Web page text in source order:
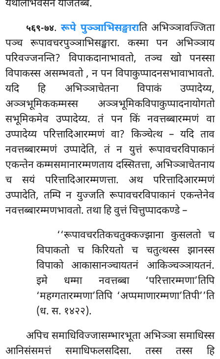
यथालाभवसेन योजेतब्बं.
५६९-७४.रूपे पुञ्ञाभिसङ्खाराति अभिञ्ञावज्जिता
पञ्च रूपावचरपुञ्ञाभिसङ्खारा. कस्मा पन अभिञ्ञाय
परिवज्जनन्ति? विपाकदानाभावतो, तञ्च खो पनस्सा
विपाकस्स असम्भवतो , न पन विपाकुप्पादनसभावाभावतो.
यदि हि अभिञ्ञाचेतना विपाकं उप्पादेय्य,
अञ्ञभूमिककम्मस्स अञ्ञभूमिकविपाकुप्पादनायोगतो
सभूमिकमेव उप्पादेय्य. तं पन किं नवत्तब्बारम्मणं वा
उप्पादेय्य परित्तादिआरम्मणं वा? किञ्चेत्थ – यदि ताव
नवत्तब्बारम्मणं उप्पादेति, तं न युत्तं रूपावचरविपाकानं
एकन्तेन कम्मसमानारम्मणताय दस्सितत्ता, अभिञ्ञाचेतनाय
च सयं परित्तादिआरम्मणत्ता. अथ परित्तादिआरम्मणं
उप्पादेति, तम्पि न युज्जति रूपावचरविपाकानं एकन्तेनेव
नवत्तब्बारम्मणभावतो. तथा हि वुत्तं चित्तुप्पादकण्डे –
‘‘रूपावचरतिकचतुक्कज्झाना कुसलतो च
विपाकतो च किरियतो च चतुत्थस्स झानस्स
विपाको आकासानञ्चायतनं आकिञ्चञ्ञायतनं.
इमे धम्मा नवत्तब्बा ‘परित्तारम्मणा’तिपि
‘महग्गतारम्मणा’तिपि ‘अप्पमाणारम्मणा’तिपी’’ति
(ध. स. १४२२).
अपिचसमाधिविज्जासम्भारभूता अभिञ्ञा समाधिस्स
आनिसंसमत्तं समाधिफलसदिसा. तस्स तस्स हि